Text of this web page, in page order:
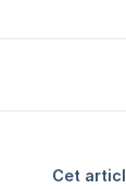
Cet